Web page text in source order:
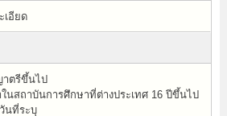
เอียด
ตรีขึ้นไป
นสถาบันการศึกษาที่ต่างประเทศ 16 ปีขึ้นไป
นที่ระบุ